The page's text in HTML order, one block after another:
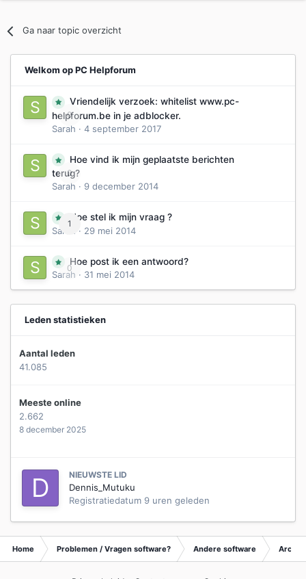
Ga naar topic overzicht
Welkom op PC Helpforum
0
Vriendelijk verzoek: whitelist www.pc-
helpforum.be in je adblocker.
Sarah · 4 september 2017
0
Hoe vind ik mijn geplaatste berichten
terug?
Sarah · 9 december 2014
1
Hoe stel ik mijn vraag ?
Sarah
· 29 mei 2014
0
Hoe post ik een antwoord?
Sarah · 31 mei 2014
Leden statistieken
Aantal leden
41.085
Meeste online
2.662
8 december 2025
NIEUWSTE LID
Dennis_Mutuku
Registratiedatum 9 uren geleden
Home Problemen / Vragen software? Andere software